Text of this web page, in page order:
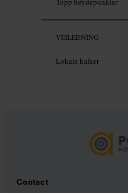
VEILEDNING
Lokale kafeer
Contact